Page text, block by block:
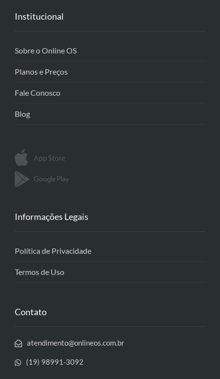
Institucional
Sobre o Online OS
Planos e Preços
Fale Conosco
Blog
Informações Legais
Política de Privacidade
Termos de Uso
Contato
atendimento@onlineos.com.br
(19) 98991-3092